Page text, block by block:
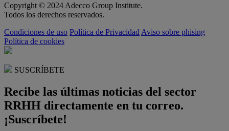
Copyright © 2024 Adecco Group Institute.
Todos los derechos reservados.
Condiciones de uso Política de Privacidad Aviso sobre phising
Política de cookies
SUSCRÍBETE
Recibe las últimas noticias del sector
RRHH directamente en tu correo.
¡Suscríbete!